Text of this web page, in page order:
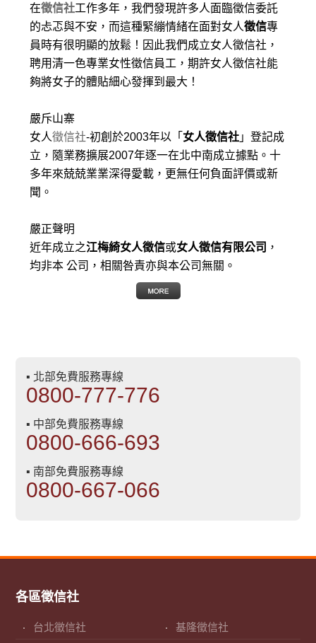
在徵信社工作多年，我們發現許多人面臨徵信委託
的忐忑與不安，而這種緊繃情緒在面對女人徵信專
員時有很明顯的放鬆！因此我們成立女人徵信社，
聘用清一色專業女性徵信員工，期許女人徵信社能
夠將女子的體貼細心發揮到最大 ！
嚴斥山寨
女人徵信社-初創於2003年以「 女人徵信社 」登記成
立，隨業務擴展2007年逐一在北中南成立據點。十
多年來兢兢業業深得愛載，更無任何負面評價或新
聞。
嚴正聲明
近年成立之江梅綺女人徵信或女人徵信有限公司 ，
均非本 公司，相關咎責亦與本公司無關。
▪ 北部免費服務專線
0800-777-776
▪ 中部免費服務專線
0800-666-693
▪ 南部免費服務專線
0800-667-066
各區徵信社
台北徵信社 基隆徵信社